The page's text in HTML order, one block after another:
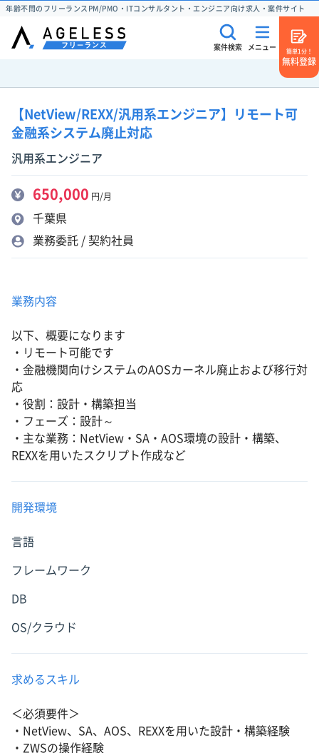
年齢不問のフリーランスPM/PMO・ITコンサルタント・エンジニア向け求人・案件サイト
案件検索 メニュー
簡単1分！
無料登録
【NetView/REXX/汎用系エンジニア】リモート可
金融系システム廃止対応
汎用系エンジニア
650,000 円/月
千葉県
業務委託 / 契約社員
業務内容
以下、概要になります
・リモート可能です
・金融機関向けシステムのAOSカーネル廃止および移行対
応
・役割：設計・構築担当
・フェーズ：設計～
・主な業務：NetView・SA・AOS環境の設計・構築、
REXXを用いたスクリプト作成など
開発環境
言語
フレームワーク
DB
OS/クラウド
求めるスキル
＜必須要件＞
・NetView、SA、AOS、REXXを用いた設計・構築経験
・ZWSの操作経験